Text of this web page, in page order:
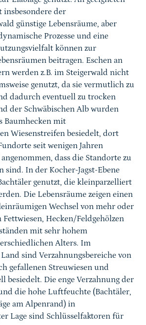
insbesondere der
günstige Lebensräume, aber
Prozesse und eine
können zur
beitragen. Eschen an
werden z.B. im Steigerwald nicht
genutzt, da sie vermutlich zu
dadurch eventuell zu trocken
der Schwäbischen Alb wurden
Baumhecken mit
Wiesenstreifen besiedelt, dort
seit wenigen Jahren
dass die Standorte zu
sind. In der Kocher-Jagst-Ebene
genutzt, die kleinparzelliert
Die Lebensräume zeigen einen
Wechsel von mehr oder
Hecken/Feldgehölzen
mit sehr hohem
Alters. Im
sind Verzahnungsbereiche von
gefallenen Streuwiesen und
besiedelt. Die enge Verzahnung der
die hohe Luftfeuchte (Bachtäler,
am Alpenrand) in
Lage sind Schlüsselfaktoren für